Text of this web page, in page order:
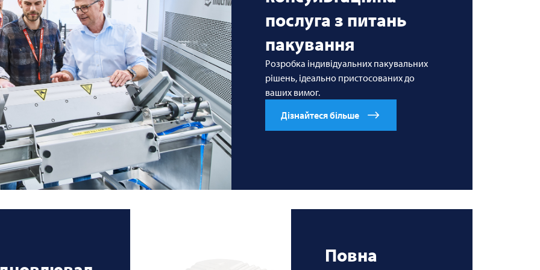
послуга з питань
пакування
Розробка індивідуальних пакувальних
рішень, ідеально пристосованих до
ваших вимог.
Дізнайтеся більше
Повна